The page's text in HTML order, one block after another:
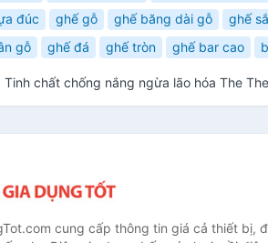
đúc
ghế gỗ ghế băng dài gỗ ghế
gỗ
ghế đá ghế tròn ghế bar cao
Tinh chất chống nắng ngừa lão hóa The
cung cấp thông tin giá cả thiết bị,